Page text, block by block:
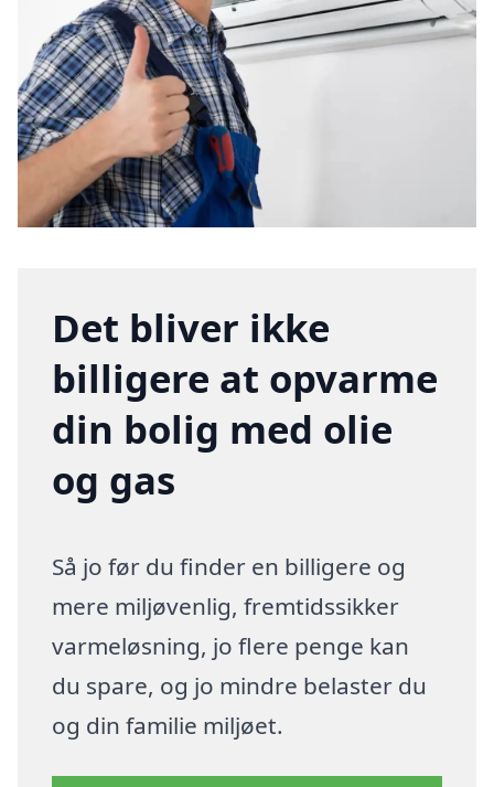
Det bliver ikke
billigere at opvarme
din bolig med olie
og gas
Så jo før du finder en billigere og
mere miljøvenlig, fremtidssikker
varmeløsning, jo flere penge kan
du spare, og jo mindre belaster du
og din familie miljøet.